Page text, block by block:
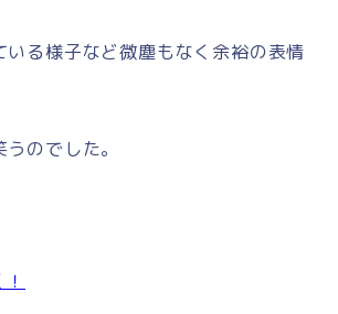
いる様子など微塵もなく余裕の表情
のでした。